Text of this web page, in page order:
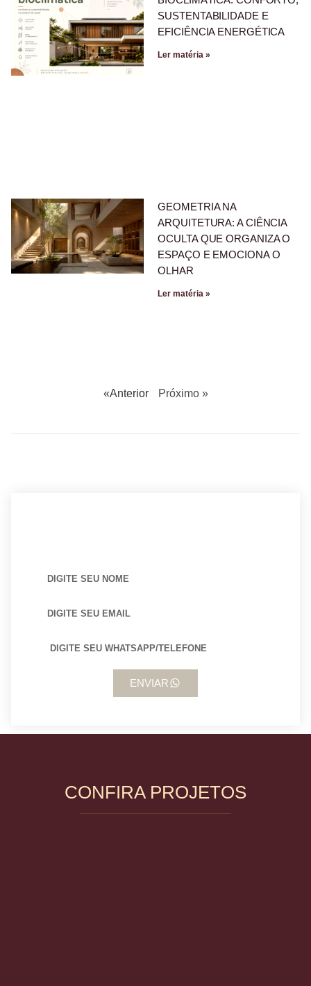
SUSTENTABILIDADE E
EFICIÊNCIA ENERGÉTICA
Ler matéria »
GEOMETRIA NA
ARQUITETURA: A CIÊNCIA
OCULTA QUE ORGANIZA O
ESPAÇO E EMOCIONA O
OLHAR
Ler matéria »
«Anterior Próximo »
ENVIAR
CONFIRA PROJETOS